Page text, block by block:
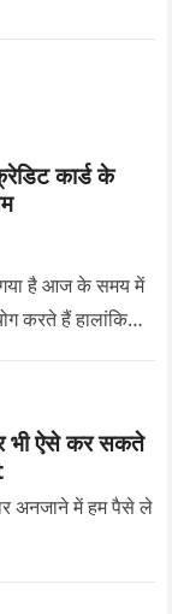
कार्ड के
है आज के समय में
करते हैं हालांकि…
भी ऐसे कर सकते
अनजाने में हम पैसे ले